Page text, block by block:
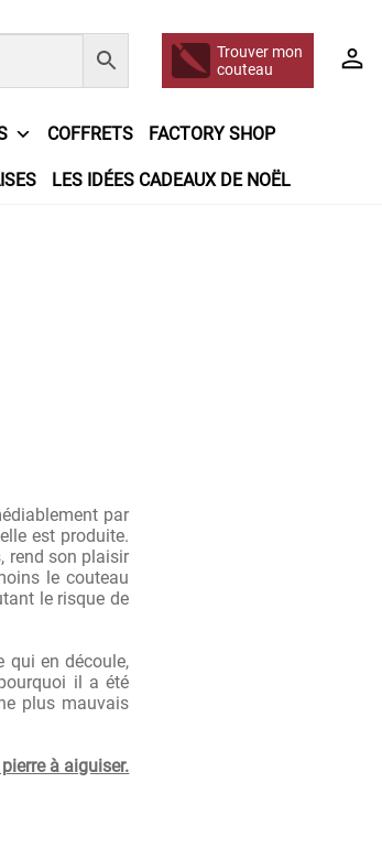
Trouver mon
couteau
COFFRETS FACTORY SHOP
LES IDÉES CADEAUX DE NOËL
par
est produite.
rend son plaisir
le couteau
le risque de
qui en découle,
il a été
plus mauvais
à aiguiser.